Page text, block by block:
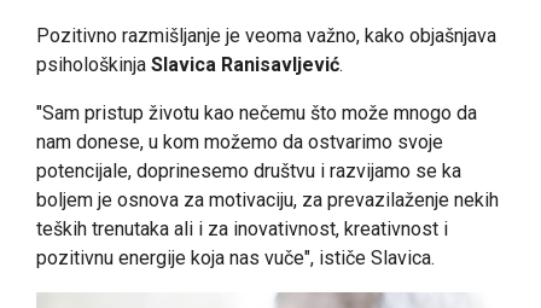
Pozitivno razmišljanje je veoma važno, kako objašnjava
psihološkinja Slavica Ranisavljević.
"Sam pristup životu kao nečemu što može mnogo da
nam donese, u kom možemo da ostvarimo svoje
potencijale, doprinesemo društvu i razvijamo se ka
boljem je osnova za motivaciju, za prevazilaženje nekih
teških trenutaka ali i za inovativnost, kreativnost i
pozitivnu energije koja nas vuče", ističe Slavica.